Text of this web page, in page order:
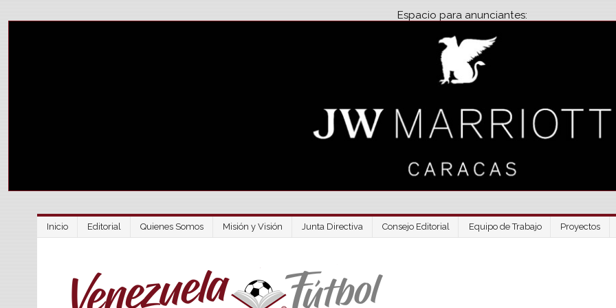
Espacio para anunciantes:
Inicio Editorial Quienes Somos Misión y Visión Junta Directiva Consejo Editorial Equipo de Trabajo Proyectos